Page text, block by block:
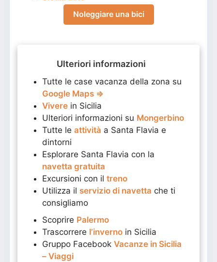
Noleggiare una bici
Ulteriori informazioni
Tutte le case vacanza della zona su
Google Maps ⇒
Vivere in Sicilia
Ulteriori informazioni su Mongerbino
Tutte le attività a Santa Flavia e
dintorni
Esplorare Santa Flavia con la
navetta gratuita
Excursioni con il treno
Utilizza il servizio di navetta che ti
consigliamo
Scoprire Palermo
Trascorrere l’inverno in Sicilia
Gruppo Facebook Vacanze in Sicilia
– Viaggi